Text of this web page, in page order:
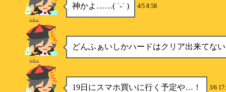
神かよ……( ˙-˙ ) 4/5 8:58
らるふ
どんふぁいしかハードはクリア出来てな
らるふ
19日にスマホ買いに行く予定や…！ 3/6